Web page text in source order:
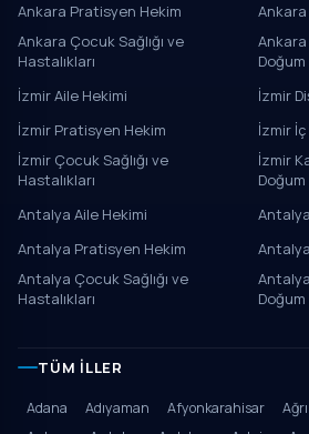
Ankara Pratisyen Hekim
Ankara
Ankara Çocuk Sağlığı ve
Hastalıkları
Ankara
Doğum
İzmir Aile Hekimi
İzmir
İzmir Pratisyen Hekim
İzmir İç
İzmir Çocuk Sağlığı ve
Hastalıkları
İzmir
Doğum
Antalya Aile Hekimi
Antalya Pratisyen Hekim
Antalya Çocuk Sağlığı ve
Hastalıkları
Doğum
TÜM İLLER
Adana Adıyaman Afyonkarahisar Ağrı